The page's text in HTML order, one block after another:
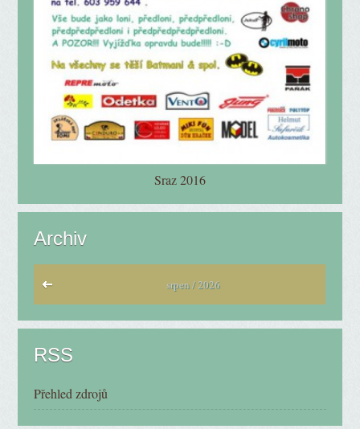
Sraz 2016
Archiv
srpen / 2026
RSS
Přehled zdrojů